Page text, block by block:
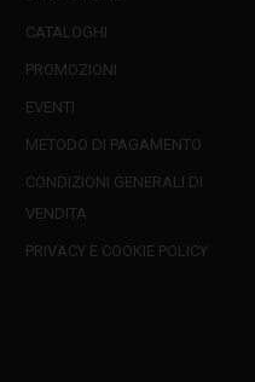
CATALOGHI
PROMOZIONI
EVENTI
METODO DI PAGAMENTO
CONDIZIONI GENERALI DI
VENDITA
PRIVACY E COOKIE POLICY